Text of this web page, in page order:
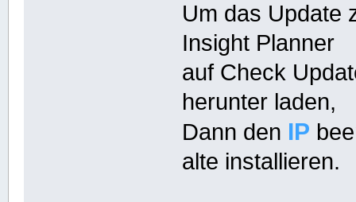
Um das Update
Insight Planner
auf Check
herunter laden,
Dann den IP
alte installieren.